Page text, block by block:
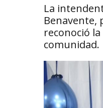
La
Benavente,
reconoció
comunidad.